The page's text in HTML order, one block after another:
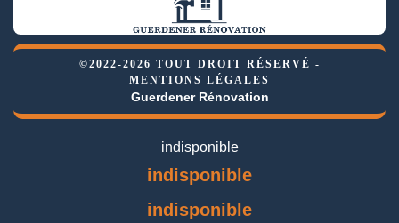
©2022-2026 TOUT DROIT RÉSERVÉ -
MENTIONS LÉGALES
Guerdener Rénovation
indisponible
indisponible
indisponible